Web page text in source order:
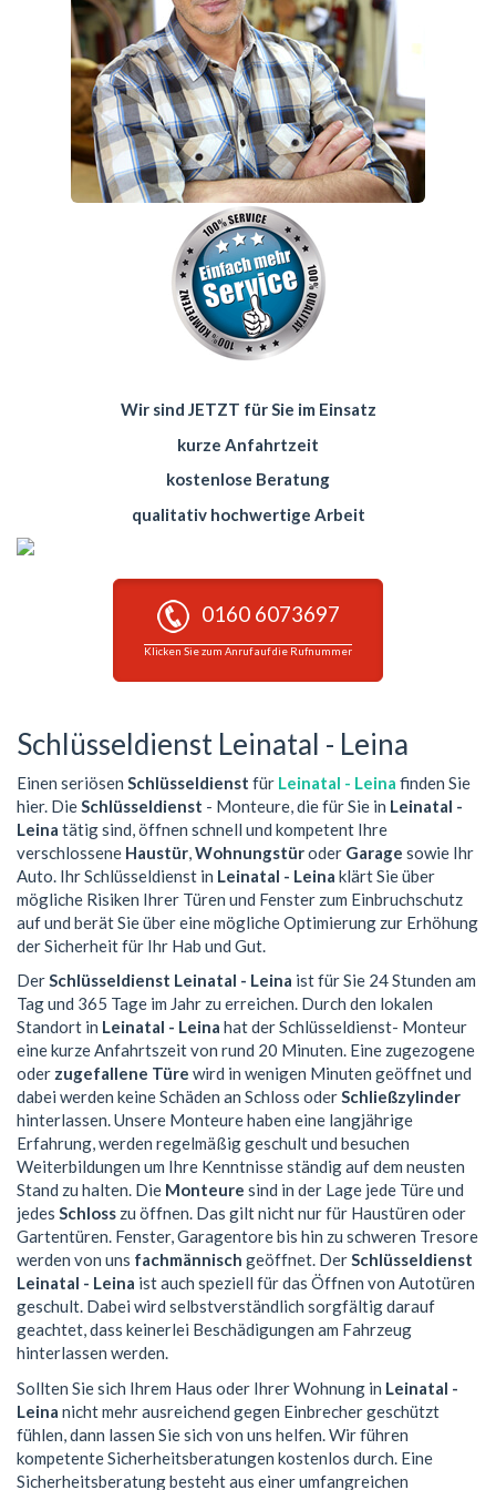
Wir sind JETZT für Sie im Einsatz
kurze Anfahrtzeit
kostenlose Beratung
qualitativ hochwertige Arbeit
0160 6073697
Klicken Sie zum Anruf auf die Rufnummer
Schlüsseldienst Leinatal - Leina
Einen seriösen Schlüsseldienst für Leinatal - Leina finden Sie
hier. DieSchlüsseldienst - Monteure, die für Sie in Leinatal -
Leina tätig sind, öffnen schnell und kompetent Ihre
verschlossene Haustür,Wohnungstüroder Garage sowie Ihr
Auto. Ihr Schlüsseldienst in Leinatal - Leina klärt Sie über
mögliche Risiken Ihrer Türen und Fenster zum Einbruchschutz
auf und berät Sie über eine mögliche Optimierung zur Erhöhung
der Sicherheit für Ihr Hab und Gut.
DerSchlüsseldienst Leinatal - Leina ist für Sie 24 Stunden am
Tag und 365 Tage im Jahr zu erreichen. Durch den lokalen
Standort in Leinatal - Leina hat der Schlüsseldienst- Monteur
eine kurze Anfahrtszeit von rund 20 Minuten. Eine zugezogene
oder zugefallene Türe wird in wenigen Minuten geöffnet und
dabei werden keine Schäden an Schloss oderSchließzylinder
hinterlassen. Unsere Monteure haben eine langjährige
Erfahrung, werden regelmäßig geschult und besuchen
Weiterbildungen um Ihre Kenntnisse ständig auf dem neusten
Stand zu halten. Die Monteure sind in der Lage jede Türe und
jedes Schloss zu öffnen. Das gilt nicht nur für Haustüren oder
Gartentüren. Fenster, Garagentore bis hin zu schweren Tresore
werden von uns fachmännisch geöffnet. DerSchlüsseldienst
Leinatal - Leina ist auch speziell für das Öffnen von Autotüren
geschult. Dabei wird selbstverständlich sorgfältig darauf
geachtet, dass keinerlei Beschädigungen am Fahrzeug
hinterlassen werden.
Sollten Sie sich Ihrem Haus oder Ihrer Wohnung in Leinatal -
Leina nicht mehr ausreichend gegen Einbrecher geschützt
fühlen, dann lassen Sie sich von uns helfen. Wir führen
kompetente Sicherheitsberatungen kostenlos durch. Eine
Sicherheitsberatung besteht aus einer umfangreichen